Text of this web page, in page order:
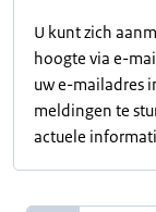
U kunt zich
hoogte via e-
uw e-mailadres
meldingen te
actuele